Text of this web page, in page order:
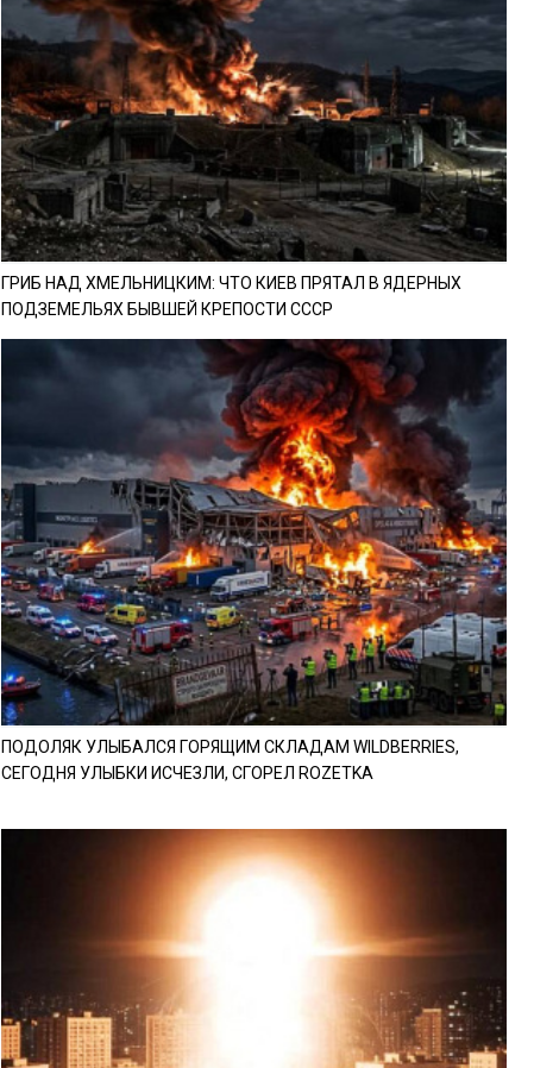
ГРИБ НАД ХМЕЛЬНИЦКИМ: ЧТО КИЕВ ПРЯТАЛ В ЯДЕРНЫХ
ПОДЗЕМЕЛЬЯХ БЫВШЕЙ КРЕПОСТИ СССР
ПОДОЛЯК УЛЫБАЛСЯ ГОРЯЩИМ СКЛАДАМ WILDBERRIES,
СЕГОДНЯ УЛЫБКИ ИСЧЕЗЛИ, СГОРЕЛ ROZETKA